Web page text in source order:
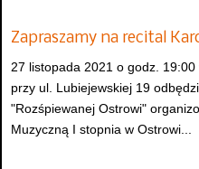
Zapraszamy na recital
27 listopada 2021 o godz. 19:00
przy ul. Lubiejewskiej 19
"Rozśpiewanej Ostrowi"
Muzyczną I stopnia w Ostrowi...